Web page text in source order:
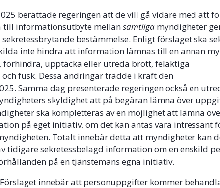
berättade regeringen att de vill gå vidare med att
till informationsutbyte mellansamtliga myndigheter
sekretessbrytande bestämmelse. Enligt förslaget ska
inte hindra att information lämnas till en annan
förhindra, upptäcka eller utreda brott, felaktiga
fusk. Dessa ändringar trädde i kraft den
Samma dag presenterade regeringen också en
skyldighet att på begäran lämna över
ska kompletteras av en möjlighet att lämna
på eget initiativ, om det kan antas vara intressant
Totalt innebär detta att myndigheter kan
tidigare sekretessbelagd information om en enskild
på en tjänstemans egna initiativ.
Förslaget innebär att personuppgifter kommer